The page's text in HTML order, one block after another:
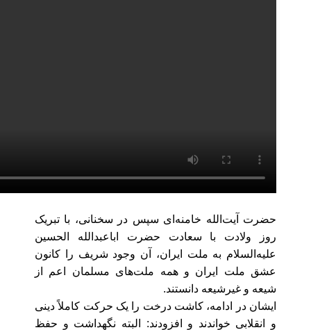
حضرت آیت‌الله خامنه‌ای سپس در سخنانی، با تبریک
روز ولادت با سعادت حضرت اباعبدالله الحسین
علیه‌السلام به ملت ایران، آن وجود شریف را کانون
عشق ملت ایران و همه ملت‌های مسلمان اعم از
شیعه و غیرشیعه دانستند.
ایشان در ادامه، کاشت درخت را یک حرکت کاملاً دینی
و انقلابی خواندند و افزودند: البته نگهداشت و حفظ